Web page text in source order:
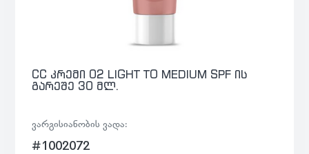
CC კრემი 02 LIGHT TO MEDIUM SPF ის
გარეშე 30 მლ.
ვარგისიანობის ვადა:
#1002072